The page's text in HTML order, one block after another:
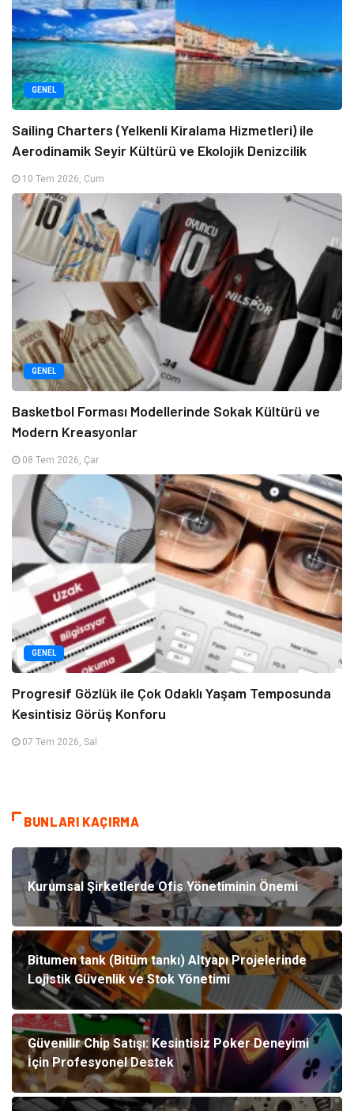
GENEL
Sailing Charters (Yelkenli Kiralama Hizmetleri) ile
Aerodinamik Seyir Kültürü ve Ekolojik Denizcilik
10 Tem 2026, Cum
GENEL
Basketbol Forması Modellerinde Sokak Kültürü ve
Modern Kreasyonlar
08 Tem 2026, Çar
GENEL
Progresif Gözlük ile Çok Odaklı Yaşam Temposunda
Kesintisiz Görüş Konforu
07 Tem 2026, Sal
BUNLARI KAÇIRMA
Kurumsal Şirketlerde Ofis Yönetiminin Önemi
Bitumen tank (Bitüm tankı) Altyapı Projelerinde
Lojistik Güvenlik ve Stok Yönetimi
Güvenilir Chip Satışı: Kesintisiz Poker Deneyimi
İçin Profesyonel Destek